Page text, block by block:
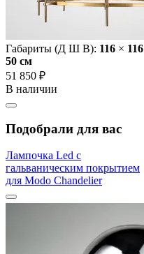
Габариты (Д Ш В): 116 × 116
50 cм
51 850 ₽
В наличии
Подобрали для вас
Лампочка Led с
гальваническим покрытием
для Modo Chandelier